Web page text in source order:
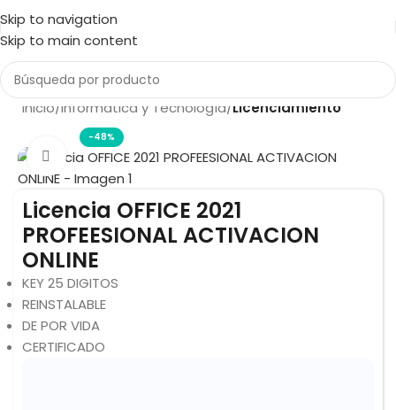
Skip to navigation
Skip to main content
Inicio Informática y Tecnología Licenciamiento
-48%
Click to enlarge
Licencia OFFICE 2021
PROFEESIONAL ACTIVACION
ONLINE
KEY 25 DIGITOS
REINSTALABLE
DE POR VIDA
CERTIFICADO